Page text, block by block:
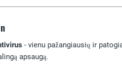
- vienu pažangiausių ir
apsaugą.